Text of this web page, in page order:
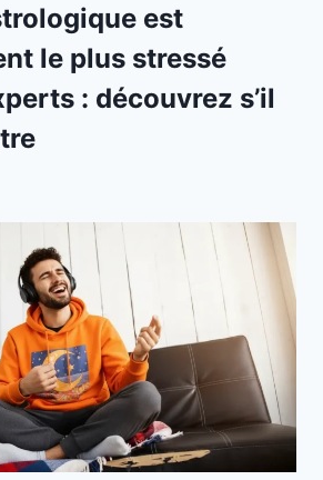
est
le plus stressé
: découvrez s’il